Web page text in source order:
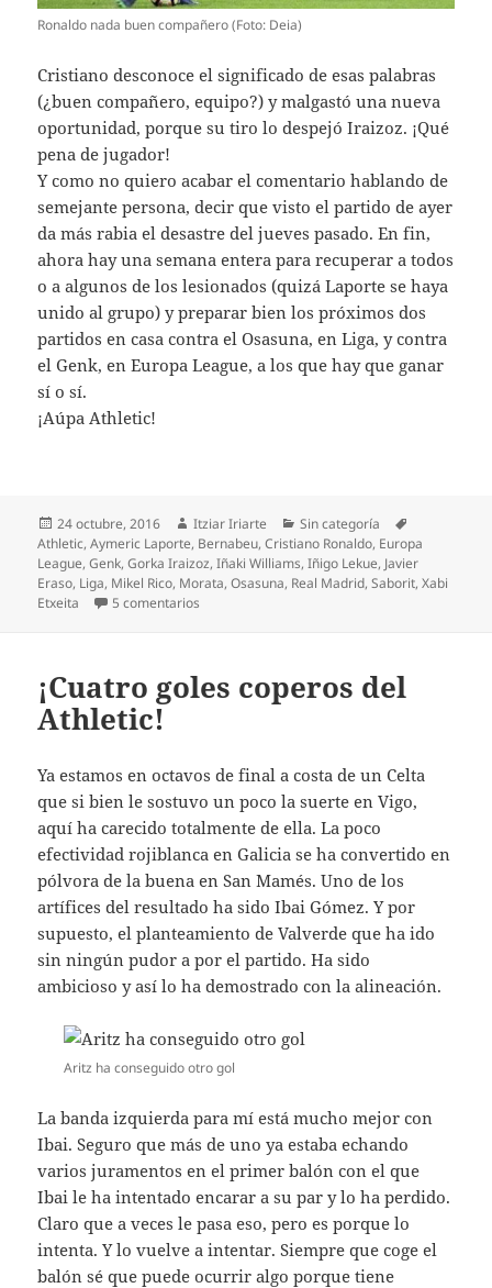
Ronaldo nada buen compañero (Foto: Deia)
Cristiano desconoce el significado de esas palabras
(¿buen compañero, equipo?) y malgastó una nueva
oportunidad, porque su tiro lo despejó Iraizoz. ¡Qué
pena de jugador!
Y como no quiero acabar el comentario hablando de
semejante persona, decir que visto el partido de ayer
da más rabia el desastre del jueves pasado. En fin,
ahora hay una semana entera para recuperar a todos
o a algunos de los lesionados (quizá Laporte se haya
unido al grupo) y preparar bien los próximos dos
partidos en casa contra el Osasuna, en Liga, y contra
el Genk, en Europa League, a los que hay que ganar
sí o sí.
¡Aúpa Athletic!
Publicado
el
24 octubre, 2016 Autor
Itziar Iriarte Categorías
Sin categoría
Athletic,Aymeric Laporte, Bernabeu,Cristiano Ronaldo, Europa
League,Genk,Gorka Iraizoz,Iñaki Williams,Iñigo Lekue, Javier
Eraso, Liga, Mikel Rico, Morata,Osasuna, Real Madrid,Saborit,Xabi
Etxeita
5 comentarios
¡Cuatro goles coperos del
Athletic!
Ya estamos en octavos de final a costa de un Celta
que si bien le sostuvo un poco la suerte en Vigo,
aquí ha carecido totalmente de ella. La poco
efectividad rojiblanca en Galicia se ha convertido en
pólvora de la buena en San Mamés. Uno de los
artífices del resultado ha sido Ibai Gómez. Y por
supuesto, el planteamiento de Valverde que ha ido
sin ningún pudor a por el partido. Ha sido
ambicioso y así lo ha demostrado con la alineación.
Aritz ha conseguido otro gol
La banda izquierda para mí está mucho mejor con
Ibai. Seguro que más de uno ya estaba echando
varios juramentos en el primer balón con el que
Ibai le ha intentado encarar a su par y lo ha perdido.
Claro que a veces le pasa eso, pero es porque lo
intenta. Y lo vuelve a intentar. Siempre que coge el
balón sé que puede ocurrir algo porque tiene